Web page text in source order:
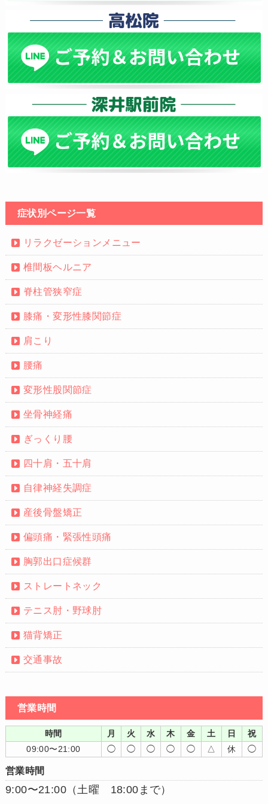
症状別ページ一覧
リラクゼーションメニュー
椎間板ヘルニア
脊柱管狭窄症
膝痛・変形性膝関節症
肩こり
腰痛
変形性股関節症
坐骨神経痛
ぎっくり腰
四十肩・五十肩
自律神経失調症
産後骨盤矯正
偏頭痛・緊張性頭痛
胸郭出口症候群
ストレートネック
テニス肘・野球肘
猫背矯正
交通事故
営業時間
時間 月 火 水 木 金 土 日
祝
09:00〜21:00
◯ ◯ ◯ ◯ ◯ △ 休 ◯
営業時間
9:00〜21:00（土曜 18:00まで）